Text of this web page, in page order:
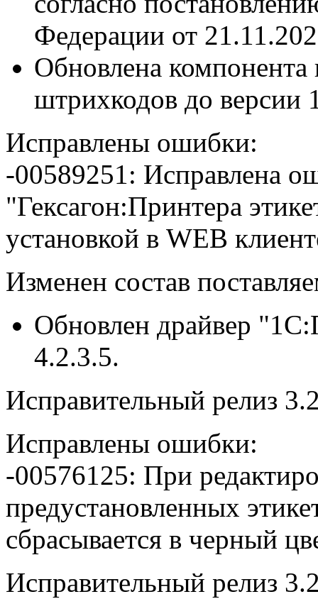
Федерации от
Обновлена компонента
штрихкодов до версии
Исправлены ошибки:
-00589251: Исправлена
"Гексагон:Принтера
установкой в WEB
Изменен состав
Обновлен драйвер
4.2.3.5.
Исправительный релиз
Исправлены ошибки:
-00576125: При
предустановленных
сбрасывается в черный
Исправительный релиз